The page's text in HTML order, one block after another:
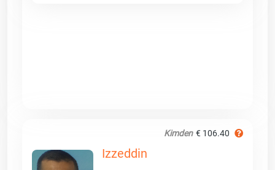
Kimden € 106.40
Izzeddin